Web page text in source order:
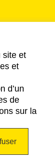
site et
et
d’un
de
sur la